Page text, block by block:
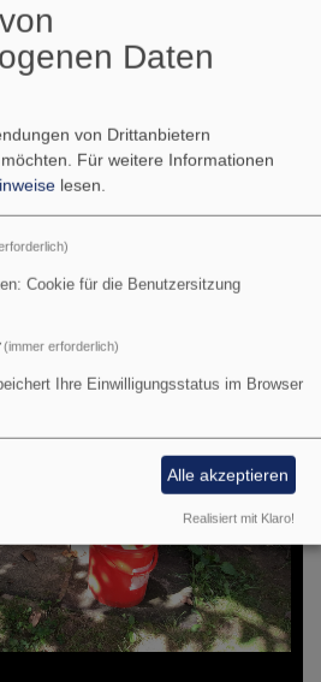
im Alter von 1 - 3 Jahren die
besuchen.
Gruppenteam
Daten
von Drittanbietern
Für weitere Informationen
lesen.
Cookie für die Benutzersitzung
(immer erforderlich)
Ihre Einwilligungsstatus im Browser
Alle akzeptieren
Realisiert mit Klaro!